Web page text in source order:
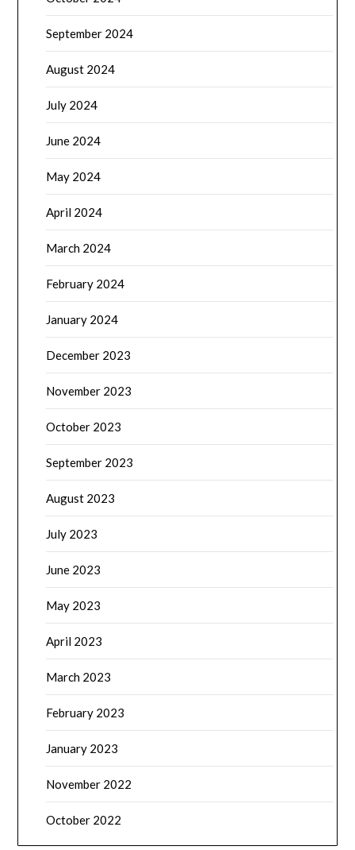
September 2024
August 2024
July 2024
June 2024
May 2024
April 2024
March 2024
February 2024
January 2024
December 2023
November 2023
October 2023
September 2023
August 2023
July 2023
June 2023
May 2023
April 2023
March 2023
February 2023
January 2023
November 2022
October 2022